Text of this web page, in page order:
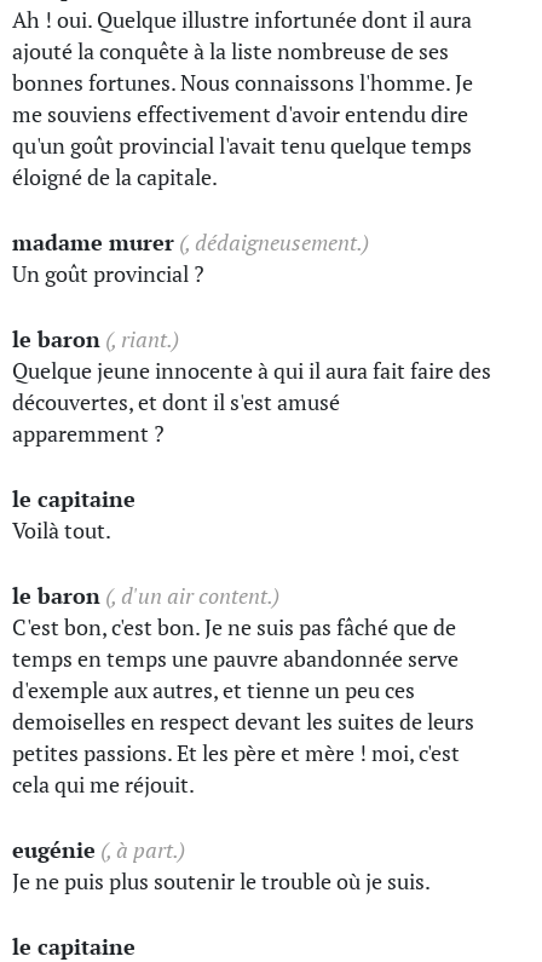
Ah ! oui. Quelque illustre infortunée dont il aura
ajouté la conquête à la liste nombreuse de ses
bonnes fortunes. Nous connaissons l'homme. Je
me souviens effectivement d'avoir entendu dire
qu'un goût provincial l'avait tenu quelque temps
éloigné de la capitale.
madame murer (, dédaigneusement.)
Un goût provincial ?
le baron (, riant.)
Quelque jeune innocente à qui il aura fait faire des
découvertes, et dont il s'est amusé
apparemment ?
le capitaine
Voilà tout.
le baron (, d'un air content.)
C'est bon, c'est bon. Je ne suis pas fâché que de
temps en temps une pauvre abandonnée serve
d'exemple aux autres, et tienne un peu ces
demoiselles en respect devant les suites de leurs
petites passions. Et les père et mère ! moi, c'est
cela qui me réjouit.
eugénie (, à part.)
Je ne puis plus soutenir le trouble où je suis.
le capitaine